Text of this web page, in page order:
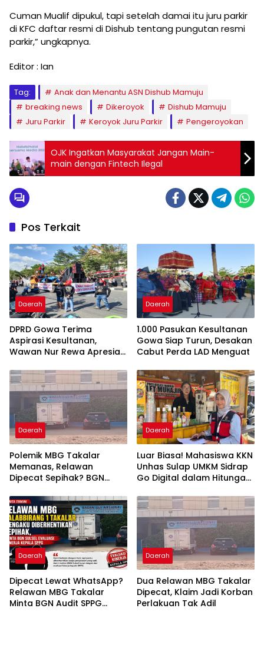
Cuman Mualif dipukul, tapi setelah damai itu juru parkir
di KFC daftar resmi di Dishub tentang pungutan resmi
parkir,” ungkapnya.
Editor : Ian
Tag:
Anak dan Menantu ASN Dishub Mamuju
breaking news
Dikeroyok
Dishub Mamuju
Juru Parkir
Keroyok Juru Parkir Pengeroyokan
OJK Ingatkan Masyarakat Jangan Main-
main dengan Fintech Ilegal
Pos Terkait
Daerah
DPRD Gowa Terima
Aspirasi Kesultanan,
Wawan Nur Rewa Apresiasi
Daerah
1.000 Pasukan Kesultanan
Gowa Siap Turun, Desakan
Cabut Perda LAD Menguat
Daerah
Polemik MBG Takalar
Memanas, Relawan
Dipecat Sepihak? BGN
Daerah
Luar Biasa! Mahasiswa KKN
Unhas Sulap UMKM Sidrap
Go Digital dalam Hitungan
Daerah
Dipecat Lewat WhatsApp?
Relawan MBG Takalar
Minta BGN Audit SPPG
Daerah
Dua Relawan MBG Takalar
Dipecat, Klaim Jadi Korban
Perlakuan Tak Adil